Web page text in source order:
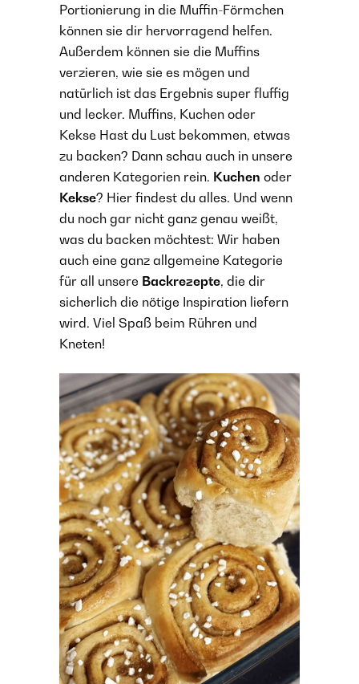
Portionierung in die Muffin-Förmchen
können sie dir hervorragend helfen.
Außerdem können sie die Muffins
verzieren, wie sie es mögen und
natürlich ist das Ergebnis super fluffig
und lecker. Muffins, Kuchen oder
Kekse Hast du Lust bekommen, etwas
zu backen? Dann schau auch in unsere
anderen Kategorien rein. Kuchen oder
Kekse? Hier findest du alles. Und wenn
du noch gar nicht ganz genau weißt,
was du backen möchtest: Wir haben
auch eine ganz allgemeine Kategorie
für all unsere Backrezepte, die dir
sicherlich die nötige Inspiration liefern
wird. Viel Spaß beim Rühren und
Kneten!